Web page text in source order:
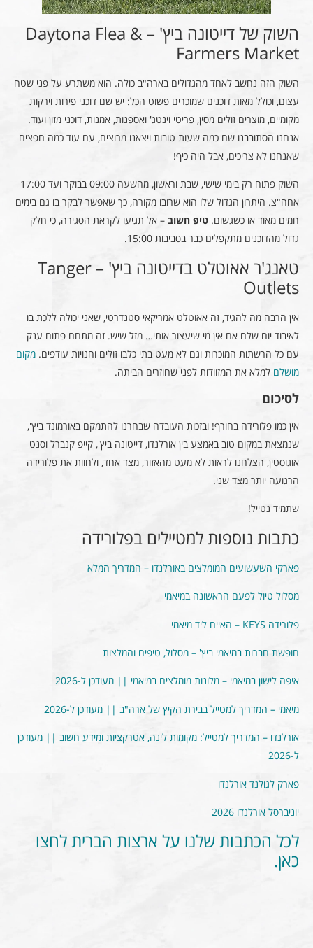
השוק של דייטונה ביץ' – Daytona Flea &
Farmers Market
השוק הזה נחשב לאחד מהגדולים בארה"ב כולה. הוא משתרע על פני שטח
עצום, וכולל מאות דוכנים שמוכרים פשוט הכל: יש שם דוכני פירות וירקות
מקומיים, מוצרים זולים מסין, פריטי וינטג' ואספנות, אמנות, דוכני מזון ועוד.
אנחנו הסתובבנו שם כמה שעות טובות ויצאנו מרוצים, עם עוד כמה חפצים
שאנחנו לא צריכים, אבל היה כיף!
השוק פתוח רק בימי שישי, שבת וראשון, מהשעה 09:00 בבוקר ועד 17:00
אחה"צ. היתרון הגדול שלו הוא שרובו מקורה, כך שאפשר לבקר בו גם בימים
חמים מאוד או כשגשום. טיפ חשוב – אל תגיעו לקראת הסגירה, כי חלק
גדול מהדוכנים מתקפלים כבר בסביבות 15:00.
טאנג'ר אאוטלט בדייטונה ביץ' – Tanger
Outlets
אין הרבה מה להגיד, זה אאוטלט אמריקאי סטנדרטי, שאני יכולה ללכת בו
לאיבוד יום שלם אם אין מי שיעצור אותי… מזל שיש. זה מתחם פתוח ענק
עם כל הרשתות המוכרות וגם לא מעט בתי כלבו זולים וחנויות עודפים. מקום
מושלם למלא את המזוודות לפני שחוזרים הביתה.
לסיכום
אין כמו פלורידה בחורף! ובזכות העובדה שבחרנו להתמקם באורמונד ביץ',
שנמצאת במקום טוב באמצע בין אורלנדו, דייטונה ביץ', קייפ קנברל וסנט
אוגוסטין, הצלחנו לראות לא מעט מהאזור, מצד אחד, ולחוות את פלורידה
הרגועה יותר מצד שני.
שתמיד נטייל!
כתבות נוספות למטיילים בפלורידה
פארקי השעשועים המומלצים באורלנדו – המדריך המלא
מסלול טיול לפעם הראשונה במיאמי
פלורידה KEYS – האיים ליד מיאמי
חופשת חברות במיאמי ביץ' – מסלול, טיפים והמלצות
איפה לישון במיאמי – מלונות מומלצים במיאמי || מעודכן ל-2026
מיאמי – המדריך למטייל בבירת הקיץ של ארה"ב || מעודכן ל-2026
אורלנדו – המדריך למטייל: מקומות לינה, אטרקציות ומידע חשוב || מעודכן
ל-2026
פארק לגולנד אורלנדו
יוניברסל אורלנדו 2026
לכל הכתבות שלנו על ארצות הברית לחצו
כאן.